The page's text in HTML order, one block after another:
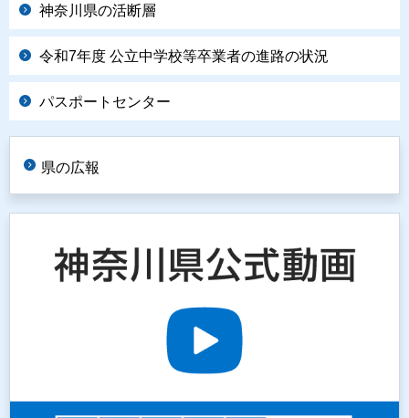
神奈川県の活断層
令和7年度 公立中学校等卒業者の進路の状況
パスポートセンター
県の広報